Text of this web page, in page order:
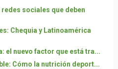
sociales que deben
Chequia y Latinoamérica
el nuevo factor que está tra...
Cómo la nutrición deport...